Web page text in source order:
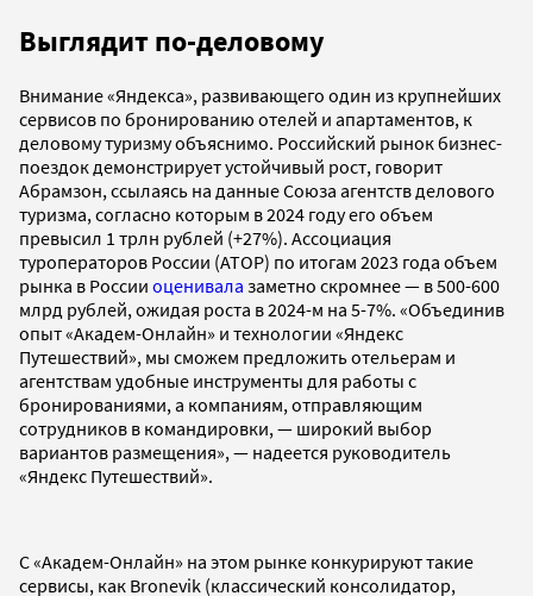
Выглядит по-деловому
Внимание «Яндекса», развивающего один из крупнейших
сервисов по бронированию отелей и апартаментов, к
деловому туризму объяснимо. Российский рынок бизнес-
поездок демонстрирует устойчивый рост, говорит
Абрамзон, ссылаясь на данные Союза агентств делового
туризма, согласно которым в 2024 году его объем
превысил 1 трлн рублей (+27%). Ассоциация
туроператоров России (АТОР) по итогам 2023 года объем
рынка в России оценивала заметно скромнее — в 500-600
млрд рублей, ожидая роста в 2024-м на 5-7%. «Объединив
опыт «Академ-Онлайн» и технологии «Яндекс
Путешествий», мы сможем предложить отельерам и
агентствам удобные инструменты для работы с
бронированиями, а компаниям, отправляющим
сотрудников в командировки, — широкий выбор
вариантов размещения», — надеется руководитель
«Яндекс Путешествий».
С «Академ-Онлайн» на этом рынке конкурируют такие
сервисы, как Bronevik (классический консолидатор,